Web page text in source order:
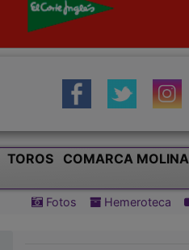
TOROS
COMARCA MOLINA
Fotos Hemeroteca